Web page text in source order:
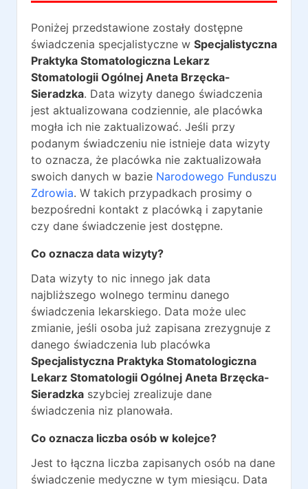
Poniżej przedstawione zostały dostępne
świadczenia specjalistyczne w Specjalistyczna
Praktyka Stomatologiczna Lekarz
Stomatologii Ogólnej Aneta Brzęcka-
Sieradzka. Data wizyty danego świadczenia
jest aktualizowana codziennie, ale placówka
mogła ich nie zaktualizować. Jeśli przy
podanym świadczeniu nie istnieje data wizyty
to oznacza, że placówka nie zaktualizowała
swoich danych w bazie Narodowego Funduszu
Zdrowia. W takich przypadkach prosimy o
bezpośredni kontakt z placówką i zapytanie
czy dane świadczenie jest dostępne.
Co oznacza data wizyty?
Data wizyty to nic innego jak data
najbliższego wolnego terminu danego
świadczenia lekarskiego. Data może ulec
zmianie, jeśli osoba już zapisana zrezygnuje z
danego świadczenia lub placówka
Specjalistyczna Praktyka Stomatologiczna
Lekarz Stomatologii Ogólnej Aneta Brzęcka-
Sieradzka szybciej zrealizuje dane
świadczenia niz planowała.
Co oznacza liczba osób w kolejce?
Jest to łączna liczba zapisanych osób na dane
świadczenie medyczne w tym miesiącu. Data